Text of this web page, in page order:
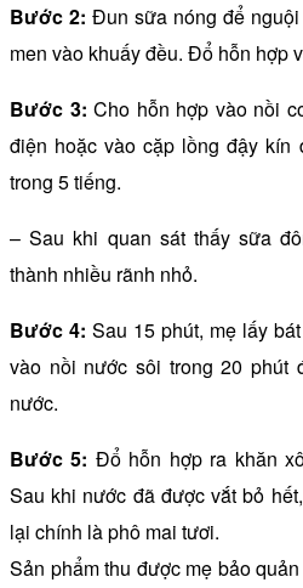
Bước 2: Đun sữa nóng để
men vào khuấy đều. Đổ hỗn hợp
Bước 3: Cho hỗn hợp vào nồi
điện hoặc vào cặp lồng đậy kín
trong 5 tiếng.
– Sau khi quan sát thấy sữa
thành nhiều rãnh nhỏ.
Bước 4: Sau 15 phút, mẹ lấy
vào nồi nước sôi trong 20 phút
nước.
Bước 5: Đổ hỗn hợp ra khăn
Sau khi nước đã được vắt bỏ
lại chính là phô mai tươi.
Sản phẩm thu được mẹ bảo